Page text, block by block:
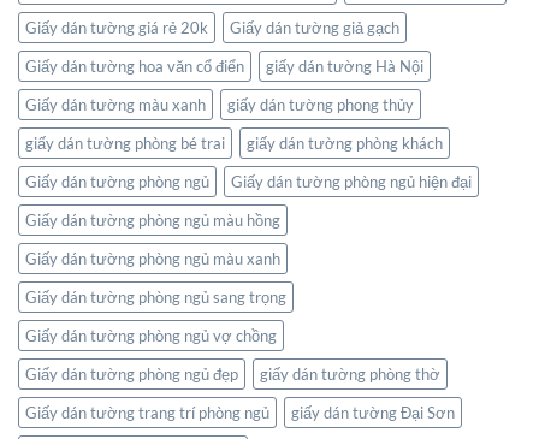
Giấy dán tường giá rẻ 20k
Giấy dán tường giả gạch
Giấy dán tường hoa văn cổ điển
giấy dán tường Hà Nội
Giấy dán tường màu xanh
giấy dán tường phong thủy
giấy dán tường phòng bé trai
giấy dán tường phòng khách
Giấy dán tường phòng ngủ
Giấy dán tường phòng ngủ hiện đại
Giấy dán tường phòng ngủ màu hồng
Giấy dán tường phòng ngủ màu xanh
Giấy dán tường phòng ngủ sang trọng
Giấy dán tường phòng ngủ vợ chồng
Giấy dán tường phòng ngủ đẹp
giấy dán tường phòng thờ
Giấy dán tường trang trí phòng ngủ
giấy dán tường Đại Sơn